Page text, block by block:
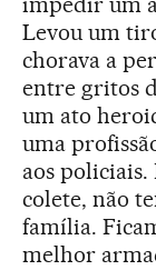
Levou um
chorava a
entre gritos
um ato
uma
aos
colete, não
família.
melhor